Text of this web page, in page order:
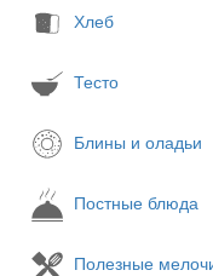
Хлеб
Тесто
Блины и оладьи
Постные блюда
Полезные